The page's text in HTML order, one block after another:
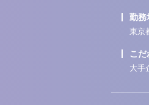
勤務
東京
こ
大手